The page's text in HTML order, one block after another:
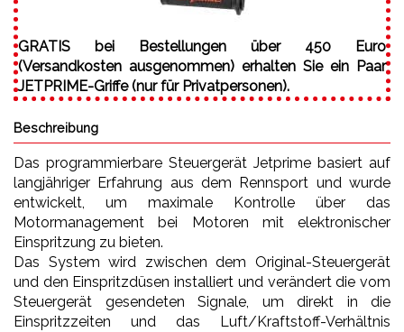
GRATIS bei Bestellungen über 450 Euro
(Versandkosten ausgenommen) erhalten Sie ein Paar
JETPRIME-Griffe (nur für Privatpersonen).
Beschreibung
Das programmierbare Steuergerät Jetprime basiert auf
langjähriger Erfahrung aus dem Rennsport und wurde
entwickelt, um maximale Kontrolle über das
Motormanagement bei Motoren mit elektronischer
Einspritzung zu bieten.
Das System wird zwischen dem Original-Steuergerät
und den Einspritzdüsen installiert und verändert die vom
Steuergerät gesendeten Signale, um direkt in die
Einspritzzeiten und das Luft/Kraftstoff-Verhältnis